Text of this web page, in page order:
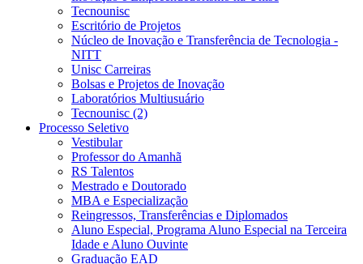
Tecnounisc
Escritório de Projetos
Núcleo de Inovação e Transferência de Tecnologia -
NITT
Unisc Carreiras
Bolsas e Projetos de Inovação
Laboratórios Multiusuário
Tecnounisc (2)
Processo Seletivo
Vestibular
Professor do Amanhã
RS Talentos
Mestrado e Doutorado
MBA e Especialização
Reingressos, Transferências e Diplomados
Aluno Especial, Programa Aluno Especial na Terceira
Idade e Aluno Ouvinte
Graduação EAD